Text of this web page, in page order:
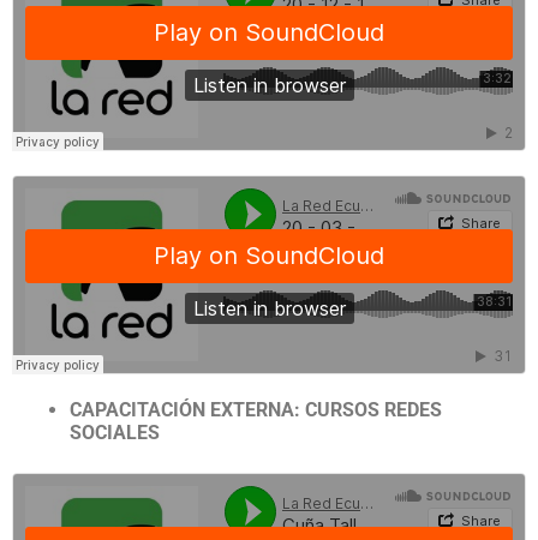
CAPACITACIÓN EXTERNA: CURSOS REDES
SOCIALES